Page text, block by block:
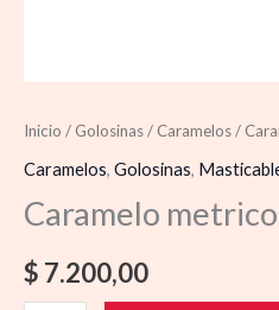
Inicio / Golosinas/ Caramelos/
Caramelos, Golosinas,
Caramelo
$ 7.200,00